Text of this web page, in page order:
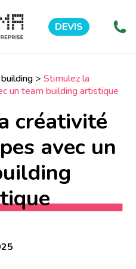
DEVIS
>Stimulez la
un team building artistique
créativité
avec un